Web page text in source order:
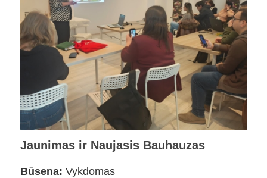
Jaunimas ir Naujasis Bauhauzas
Būsena: Vykdomas